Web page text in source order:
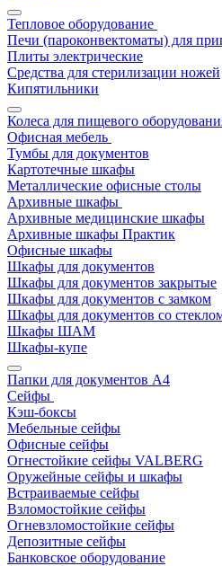
Тепловое оборудование
Печи (пароконвектоматы) для
Плиты электрические
Средства для стерилизации ножей
Кипятильники
Колеса для пищевого
Офисная мебель
Тумбы для документов
Картотечные шкафы
Металлические офисные столы
Архивные шкафы
Архивные медицинские шкафы
Архивные шкафы Практик
Офисные шкафы
Шкафы для документов
Шкафы для документов закрытые
Шкафы для документов с замком
Шкафы для документов со
Шкафы ШАМ
Шкафы-купе
Папки для документов A4
Сейфы
Кэш-боксы
Мебельные сейфы
Офисные сейфы
Огнестойкие сейфы VALBERG
Оружейные сейфы и шкафы
Встраиваемые сейфы
Взломостойкие сейфы
Огневзломостойкие сейфы
Депозитные сейфы
Банковское оборудование